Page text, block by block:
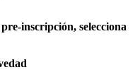
inscripción, selecciona